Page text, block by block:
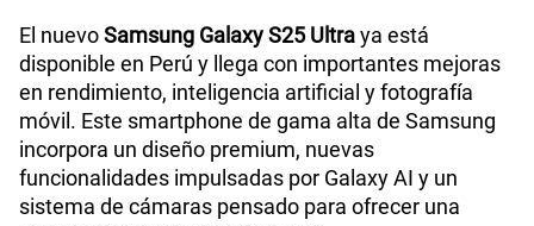
Paga solo
S/ 109.90
175GBen alta velocidad
S/ 159.90
Procesador Qualcomm | SM8750
Tamaño de Pantalla
El nuevoSamsung Galaxy S25 Ultraya está
disponible en Perú y llega con importantes mejoras
en rendimiento, inteligencia artificial y fotografía
móvil. Este smartphone de gama alta de Samsung
incorpora un diseño premium, nuevas
funcionalidades impulsadas por Galaxy AI y un
sistema de cámaras pensado para ofrecer una